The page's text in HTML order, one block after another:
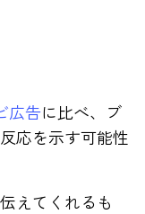
広告に比べ、ブ
応を示す可能性
えてくれるも